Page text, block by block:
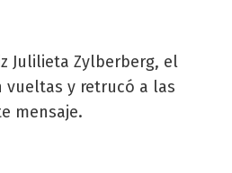
Julilieta Zylberberg, el
vueltas y retrucó a las
mensaje.